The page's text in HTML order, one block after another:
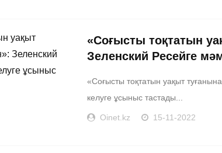
«Соғысты тоқтатын
Зеленский Ресейге
«Соғысты тоқтатын уақыт
келуге ұсыныс тастады...
Oinet.kz 15-11-2022